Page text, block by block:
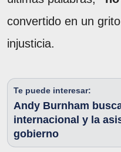
convertido en un
injusticia.
Te puede interesar:
Andy Burnham
internacional y la
gobierno